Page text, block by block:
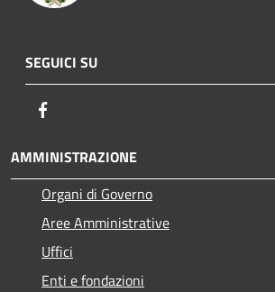
SEGUICI SU
AMMINISTRAZIONE
Organi di Governo
Aree Amministrative
Uffici
Enti e fondazioni